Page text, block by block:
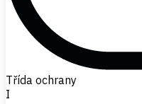
Třída ochrany
I